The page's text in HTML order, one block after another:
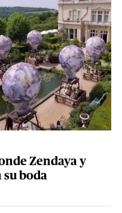
Zendaya y
boda